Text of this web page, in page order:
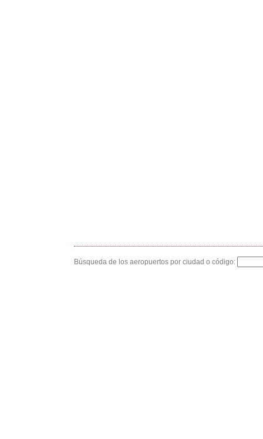
Búsqueda de los aeropuertos por ciudad o código: